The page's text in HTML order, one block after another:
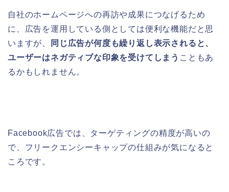
自社のホームページへの再訪や成果につなげるため
に、広告を運用している側としては便利な機能だと思
いますが、
同じ広告が何度も繰り返し表示されると、
ユーザーはネガティブな印象を受けてしまう こともあ
るかもしれません。
Facebook広告では、ターゲティングの精度が高いの
で、フリークエンシーキャップの仕組みが気になると
ころです。